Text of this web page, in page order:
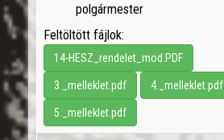
polgármester
Feltöltött fájlok:
14-HESZ_rendelet_mod.PDF
3._melleklet.pdf 4._melleklet.pdf
5._melleklet.pdf